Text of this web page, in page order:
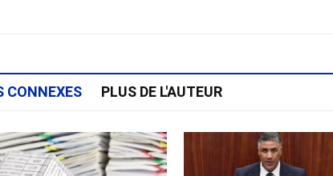
CONNEXES PLUS DE L'AUTEUR